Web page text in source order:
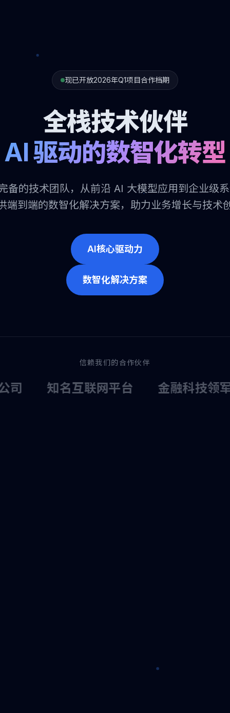
现已开放2026年Q1项目合作档期
全栈技术伙伴
AI 驱动的数智化转型
备的技术团队，从前沿 AI 大模型应用到企业级
端到端的数智化解决方案，助力业务增长与技术
AI核心驱动力
数智化解决方案
信赖我们的合作伙伴
知名互联网平台 金融科技领军